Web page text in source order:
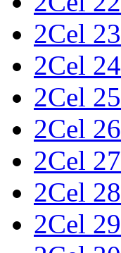
2Cel 23
2Cel 24
2Cel 25
2Cel 26
2Cel 27
2Cel 28
2Cel 29